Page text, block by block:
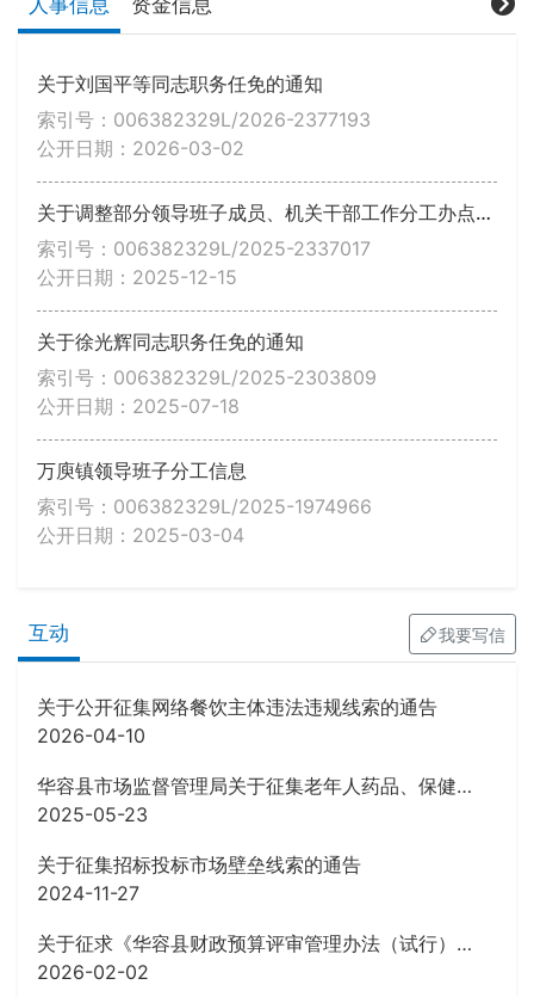
人事信息 资金信息
关于刘国平等同志职务任免的通知
索引号：006382329L/2026-2377193
公开日期：2026-03-02
关于调整部分领导班子成员、机关干部工作分工办点的通知
索引号：006382329L/2025-2337017
公开日期：2025-12-15
关于徐光辉同志职务任免的通知
索引号：006382329L/2025-2303809
公开日期：2025-07-18
万庾镇领导班子分工信息
索引号：006382329L/2025-1974966
公开日期：2025-03-04
互动 我要写信
关于公开征集网络餐饮主体违法违规线索的通告
2026-04-10
华容县市场监督管理局关于征集老年人药品、保健品虚假宣传等违法行为线索的公告
2025-05-23
关于征集招标投标市场壁垒线索的通告
2024-11-27
关于征求《华容县财政预算评审管理办法（试行）》 (征求意见稿)意见的公告
2026-02-02